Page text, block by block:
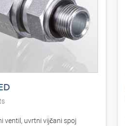
ventil, uvrtni vijčani spoj